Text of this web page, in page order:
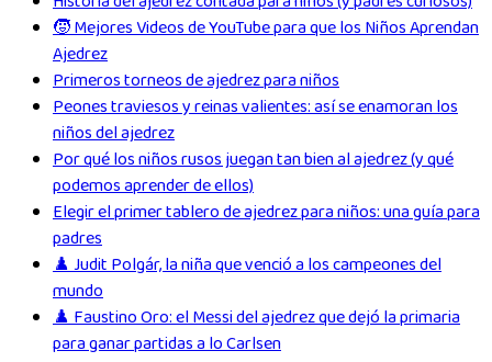
🧒 Mejores Videos de YouTube para que los Niños Aprendan
Ajedrez
Primeros torneos de ajedrez para niños
Peones traviesos y reinas valientes: así se enamoran los
niños del ajedrez
Por qué los niños rusos juegan tan bien al ajedrez (y qué
podemos aprender de ellos)
Elegir el primer tablero de ajedrez para niños: una guía para
padres
♟️ Judit Polgár, la niña que venció a los campeones del
mundo
♟️ Faustino Oro: el Messi del ajedrez que dejó la primaria
para ganar partidas a lo Carlsen